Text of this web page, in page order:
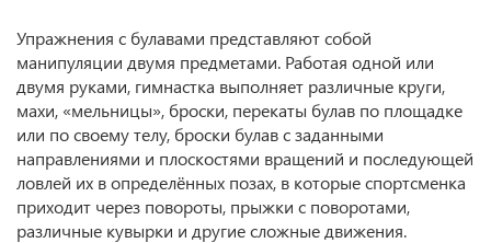
Упражнения с булавами представляют собой
манипуляции двумя предметами. Работая одной или
двумя руками, гимнастка выполняет различные круги,
махи, «мельницы», броски, перекаты булав по площадке
или по своему телу, броски булав с заданными
направлениями и плоскостями вращений и последующей
ловлей их в определённых позах, в которые спортсменка
приходит через повороты, прыжки с поворотами,
различные кувырки и другие сложные движения.